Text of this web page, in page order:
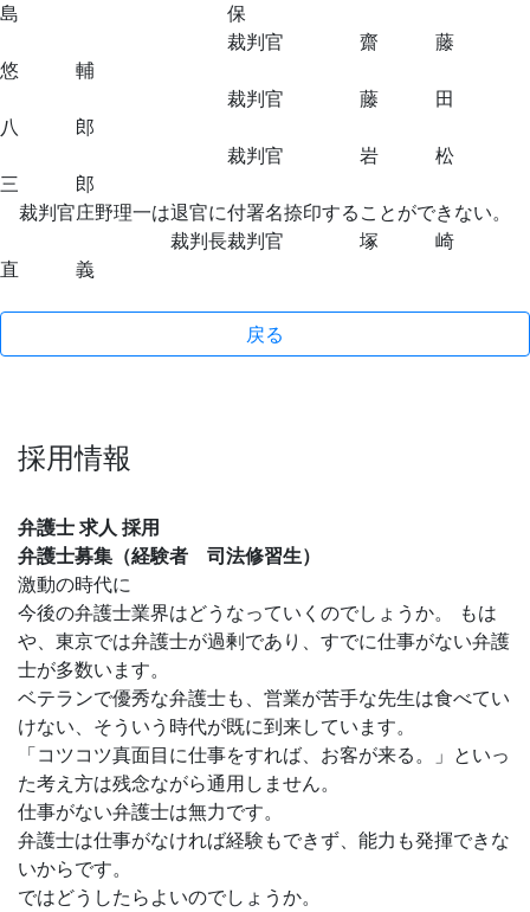
島 保
裁判官 齋 藤
悠 輔
裁判官 藤 田
八 郎
裁判官 岩 松
三 郎
裁判官庄野理一は退官に付署名捺印することができない。
裁判長裁判官 塚 崎
直 義
戻る
採用情報
弁護士 求人 採用
弁護士募集（経験者 司法修習生）
激動の時代に
今後の弁護士業界はどうなっていくのでしょうか。 もは
や、東京では弁護士が過剰であり、すでに仕事がない弁護
士が多数います。
ベテランで優秀な弁護士も、営業が苦手な先生は食べてい
けない、そういう時代が既に到来しています。
「コツコツ真面目に仕事をすれば、お客が来る。」といっ
た考え方は残念ながら通用しません。
仕事がない弁護士は無力です。
弁護士は仕事がなければ経験もできず、能力も発揮できな
いからです。
ではどうしたらよいのでしょうか。